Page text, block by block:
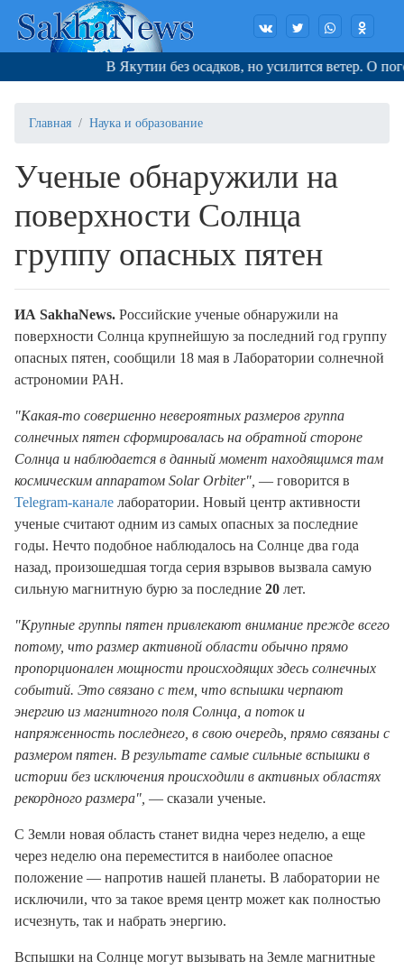
В Якутии без осадков, но усилится ветер. О
Главная Наука и образование
Ученые обнаружили на
поверхности Солнца
группу опасных пятен
ИА SakhaNews. Российские ученые обнаружили на
поверхности Солнца крупнейшую за последний год группу
опасных пятен, сообщили 18 мая в Лаборатории солнечной
астрономии РАН.
"Какая-то совершенно невероятных размеров группа
солнечных пятен сформировалась на обратной стороне
Солнца и наблюдается в данный момент находящимся там
космическим аппаратом Solar Orbiter", — говорится в
Telegram-канале лаборатории. Новый центр активности
ученые считают одним из самых опасных за последние
годы. Нечто подобное наблюдалось на Солнце два года
назад, произошедшая тогда серия взрывов вызвала самую
сильную магнитную бурю за последние 20 лет.
"Крупные группы пятен привлекают внимание прежде всего
потому, что размер активной области обычно прямо
пропорционален мощности происходящих здесь солнечных
событий. Это связано с тем, что вспышки черпают
энергию из магнитного поля Солнца, а поток и
напряженность последнего, в свою очередь, прямо связаны с
размером пятен. В результате самые сильные вспышки в
истории без исключения происходили в активных областях
рекордного размера", — сказали ученые.
C Земли новая область станет видна через неделю, а еще
через неделю она переместится в наиболее опасное
положение — напротив нашей планеты. В лаборатории не
исключили, что за такое время центр может как полностью
исчезнуть, так и набрать энергию.
Вспышки на Солнце могут вызывать на Земле магнитные